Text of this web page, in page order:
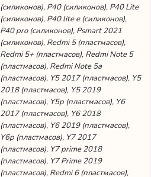
(силиконов), P40 (силиконов), P40 Lite
(силиконов), P40 lite е (силиконов),
P40 pro (силиконов), Psmart 2021
(силиконов), Redmi 5 (пластмасов),
Redmi 5+ (пластмасов), Redmi Note 5
(пластмасов), Redmi Note 5a
(пластмасов), Y5 2017 (пластмасов), Y5
2018 (пластмасов), Y5 2019
(пластмасов), Y5p (пластмасов), Y6
2017 (пластмасов), Y6 2018
(пластмасов), Y6 2019 (пластмасов),
Y6p (пластмасов), Y7 2017
(пластмасов), Y7 prime 2018
(пластмасов), Y7 Prime 2019
(пластмасов), Redmi 6 (пластмасов),